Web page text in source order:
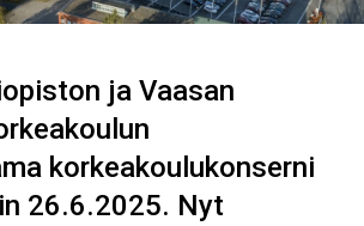
ja Vaasan
korkeakoulukonserni
26.6.2025. Nyt